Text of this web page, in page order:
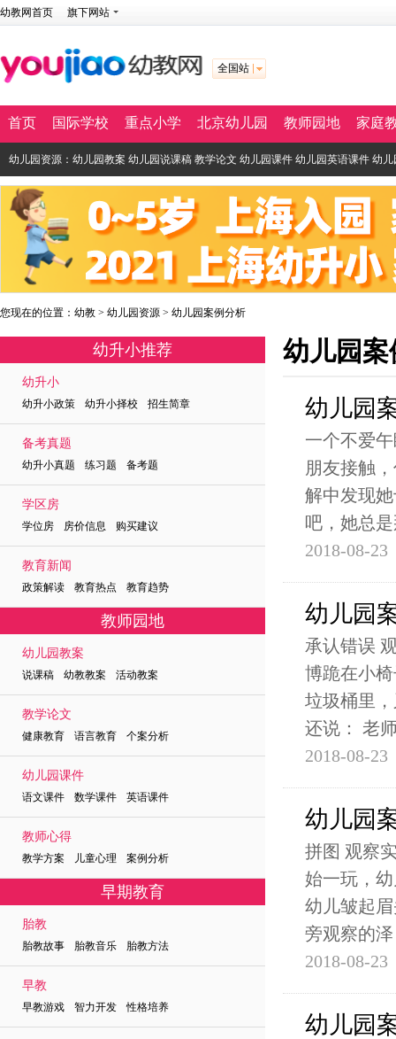
幼教网首页 旗下网站
全国站
首页 国际学校 重点小学 北京幼儿园 教师园地 家庭
幼儿园资源： 幼儿园教案 幼儿园说课稿 教学论文 幼儿园课件 幼儿园英语课件 幼儿
您现在的位置： 幼教 > 幼儿园资源 > 幼儿园案例分析
幼升小推荐
幼升小
幼升小政策 幼升小择校 招生简章
备考真题
幼升小真题 练习题 备考题
学区房
学位房 房价信息 购买建议
教育新闻
政策解读 教育热点 教育趋势
教师园地
幼儿园教案
说课稿 幼教教案 活动教案
教学论文
健康教育 语言教育 个案分析
幼儿园课件
语文课件 数学课件 英语课件
教师心得
教学方案 儿童心理 案例分析
早期教育
胎教
胎教故事 胎教音乐 胎教方法
早教
早教游戏 智力开发 性格培养
幼儿园
幼儿园
一个不爱
朋友接触
解中发现
吧，她总
2018-08-23
幼儿园
承认错误
博跪在小
垃圾桶里
还说： 老
2018-08-23
幼儿园
拼图 观察
始一玩，
幼儿皱起
旁观察的泽
2018-08-23
幼儿园